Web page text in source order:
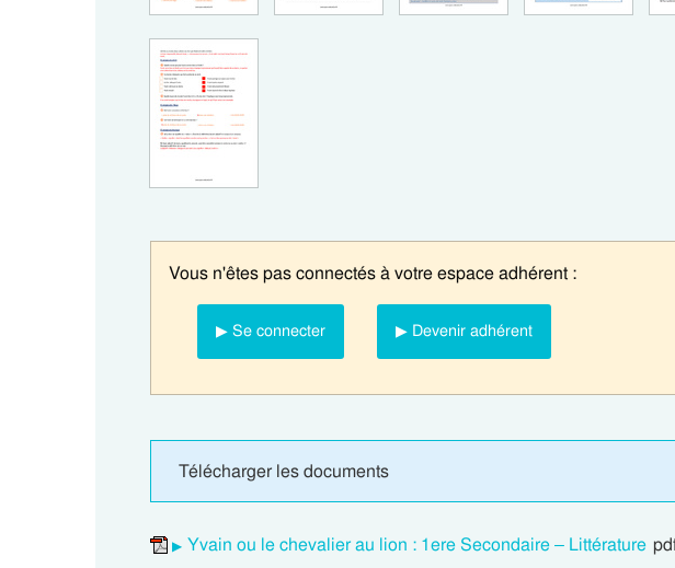
Vous n'êtes pas connectés à votre espace adhérent :
▶ Se connecter ▶ Devenir adhérent
Télécharger les documents
Yvain ou le chevalier au lion : 1ere Secondaire – Littérature